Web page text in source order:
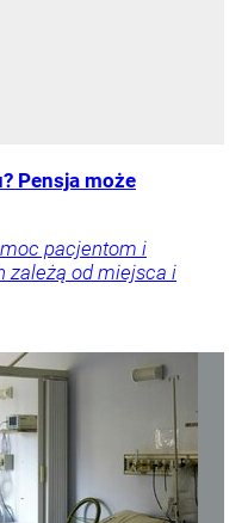
Pensja może
pacjentom i
zależą od miejsca i